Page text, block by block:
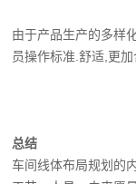
由于产品生产的多样
员操作标准.舒适,更
总结
车间线体布局规划的